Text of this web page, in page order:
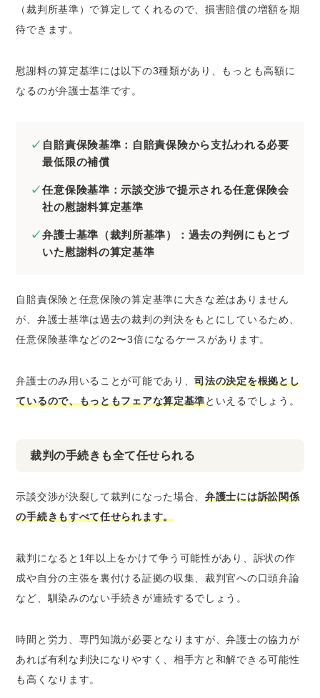
（裁判所基準）で算定してくれるので、損害賠償の増額を期
待できます。
慰謝料の算定基準には以下の3種類があり、もっとも高額に
なるのが弁護士基準です。
自賠責保険基準：自賠責保険から支払われる必要
最低限の補償
任意保険基準：示談交渉で提示される任意保険会
社の慰謝料算定基準
弁護士基準（裁判所基準）：過去の判例にもとづ
いた慰謝料の算定基準
自賠責保険と任意保険の算定基準に大きな差はありません
が、弁護士基準は過去の裁判の判決をもとにしているため、
任意保険基準などの2〜3倍になるケースがあります。
弁護士のみ用いることが可能であり、司法の決定を根拠とし
ているので、もっともフェアな算定基準といえるでしょう。
裁判の手続きも全て任せられる
示談交渉が決裂して裁判になった場合、弁護士には訴訟関係
の手続きもすべて任せられます。
裁判になると1年以上をかけて争う可能性があり、訴状の作
成や自分の主張を裏付ける証拠の収集、裁判官への口頭弁論
など、馴染みのない手続きが連続するでしょう。
時間と労力、専門知識が必要となりますが、弁護士の協力が
あれば有利な判決になりやすく、相手方と和解できる可能性
も高くなります。